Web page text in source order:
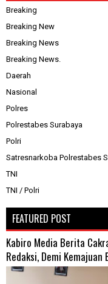
Breaking
Breaking New
Breaking News
Breaking News.
Daerah
Nasional
Polres
Polrestabes Surabaya
Polri
Satresnarkoba Polrestabes
TNI
TNI / Polri
FEATURED POST
Kabiro Media Berita
Redaksi, Demi Kemajuan